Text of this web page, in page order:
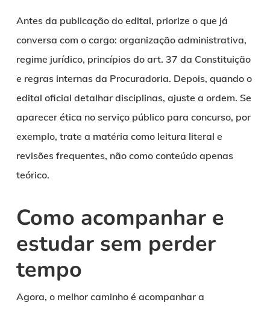
Antes da publicação do edital, priorize o que já
conversa com o cargo: organização administrativa,
regime jurídico, princípios do art. 37 da Constituição
e regras internas da Procuradoria. Depois, quando o
edital oficial detalhar disciplinas, ajuste a ordem. Se
aparecer ética no serviço público para concurso, por
exemplo, trate a matéria como leitura literal e
revisões frequentes, não como conteúdo apenas
teórico.
Como acompanhar e
estudar sem perder
tempo
Agora, o melhor caminho é acompanhar a